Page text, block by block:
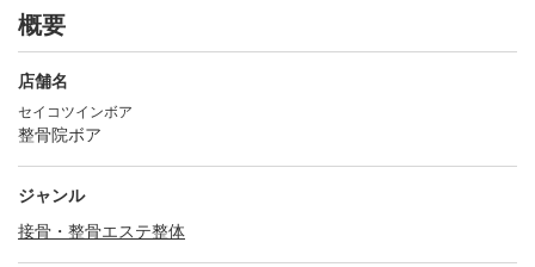
概要
店舗名
セイコツインボア
整骨院ボア
ジャンル
接骨・整骨エステ整体